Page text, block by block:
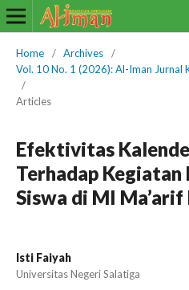
Home / Archives
/
Vol. 10 No. 1 (2026): Al-Iman Jurnal
/
Articles
Efektivitas
Terhadap Kegiatan
Siswa di MI Ma’arif
Isti Faiyah
Universitas Negeri Salatiga